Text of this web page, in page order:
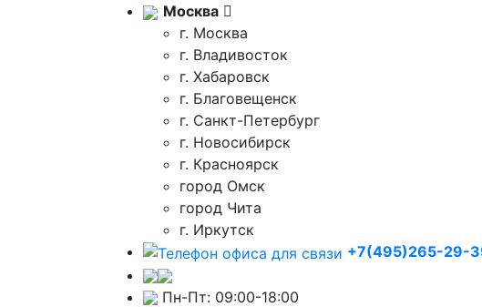
Москва
г. Москва
г. Владивосток
г. Хабаровск
г. Благовещенск
г. Санкт-Петербург
г. Новосибирск
г. Красноярск
город Омск
город Чита
г. Иркутск
+7(495)265-29-
Пн-Пт: 09:00-18:00